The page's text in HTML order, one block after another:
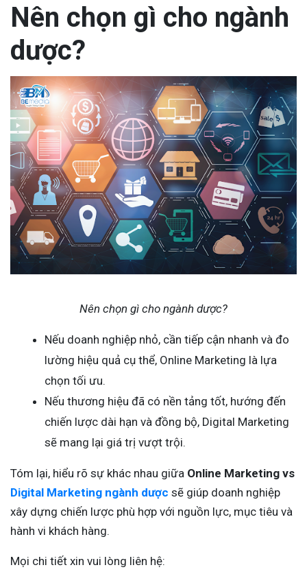
Nên chọn gì cho ngành
dược?
Nên chọn gì cho ngành dược?
Nếu doanh nghiệp nhỏ, cần tiếp cận nhanh và đo
lường hiệu quả cụ thể, Online Marketing là lựa
chọn tối ưu.
Nếu thương hiệu đã có nền tảng tốt, hướng đến
chiến lược dài hạn và đồng bộ, Digital Marketing
sẽ mang lại giá trị vượt trội.
Tóm lại, hiểu rõ sự khác nhau giữa Online Marketing vs
Digital Marketing ngành dược sẽ giúp doanh nghiệp
xây dựng chiến lược phù hợp với nguồn lực, mục tiêu và
hành vi khách hàng.
Mọi chi tiết xin vui lòng liên hệ: